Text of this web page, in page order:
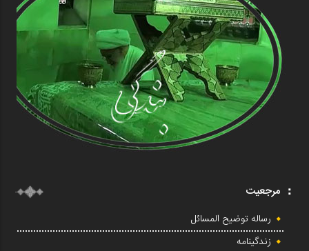
مرجعیت
رساله توضیح المسائل
زندگینامه